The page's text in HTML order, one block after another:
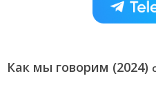
Как мы говорим (2024)